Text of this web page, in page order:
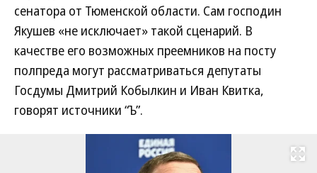
сенатора от Тюменской области. Сам господин
Якушев «не исключает» такой сценарий. В
качестве его возможных преемников на посту
полпреда могут рассматриваться депутаты
Госдумы Дмитрий Кобылкин и Иван Квитка,
говорят источники “Ъ”.
Развернуть